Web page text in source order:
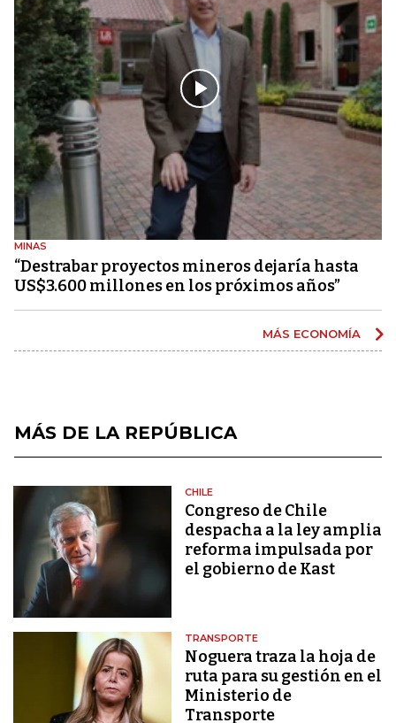
MINAS
“Destrabar proyectos mineros dejaría hasta
US$3.600 millones en los próximos años”
MÁS ECONOMÍA
MÁS DE LA REPÚBLICA
CHILE
Congreso de Chile
despacha a la ley amplia
reforma impulsada por
el gobierno de Kast
TRANSPORTE
Noguera traza la hoja de
ruta para su gestión en el
Ministerio de
Transporte